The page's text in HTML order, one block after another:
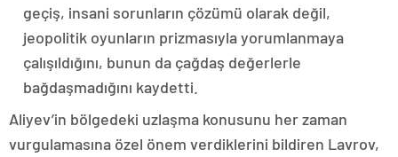
geçiş, insani sorunların çözümü olarak değil,
jeopolitik oyunların prizmasıyla yorumlanmaya
çalışıldığını, bunun da çağdaş değerlerle
bağdaşmadığını kaydetti.
Aliyev’in bölgedeki uzlaşma konusunu her zaman
vurgulamasına özel önem verdiklerini bildiren Lavrov,